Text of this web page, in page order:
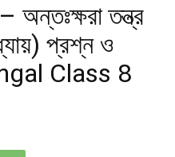
অন্তঃক্ষরা তন্ত্র
প্রশ্ন ও
Class 8